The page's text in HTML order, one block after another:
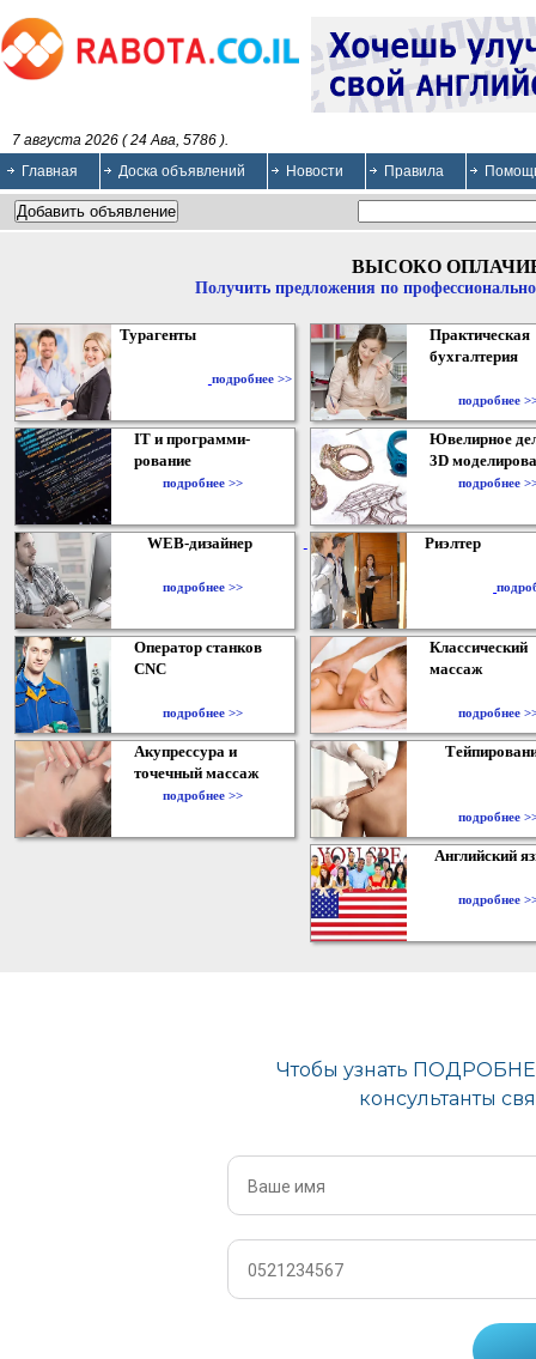
7 августа 2026 ( 24 Ава, 5786 ).
Главная
Доска объявлений Новости Правила
ВЫСОКО
Получить предложения по
Турагенты
подробнее >>
Практическая
бухгалтерия
подробнее
IT и программи-
рование
подробнее >>
Ювелирное
3D
подробнее
WEB-дизайнер
подробнее >>
Риэлтер
Оператор станков
CNC
подробнее >>
Классический
массаж
подробнее
Акупрессура и
точечный массаж
подробнее >>
подробнее
Английский
подробнее